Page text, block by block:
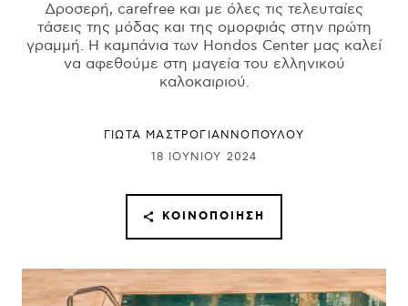
Δροσερή, carefree και με όλες τις τελευταίες
τάσεις της μόδας και της ομορφιάς στην πρώτη
γραμμή. Η καμπάνια των Hondos Center μας καλεί
να αφεθούμε στη μαγεία του ελληνικού
καλοκαιριού.
ΓΙΩΤΑ ΜΑΣΤΡΟΓΙΑΝΝΟΠΟΥΛΟΥ
18 ΙΟΥΝΊΟΥ 2024
ΚΟΙΝΟΠΟΊΗΣΗ